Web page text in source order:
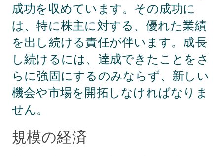
成功を収めています。その成功に
は、特に株主に対する、優れた業績
を出し続ける責任が伴います。成長
し続けるには、達成できたことをさ
らに強固にするのみならず、新しい
機会や市場を開拓しなければなりま
せん。
規模の経済